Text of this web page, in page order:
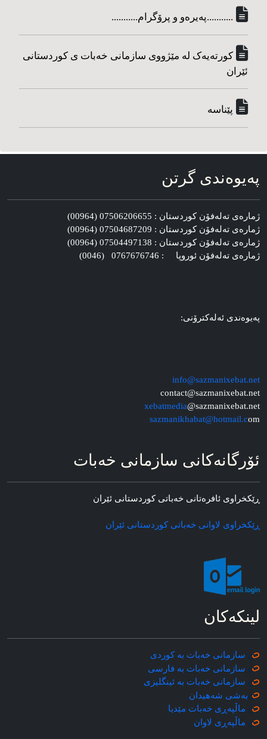
...........په‌یره‌و و پرۆگرام...........
کورته‌یه‌ک له مێژووی سازمانی خه‌بات ی کوردستانی
ئێران
پێناسه‌
په‌یوه‌ندی گرتن
ژماره‌ی ته‌له‌فۆن کوردستان : 07506206655 (00964)
ژماره‌ی ته‌له‌فۆن کوردستان : 07504687209 (00964)
ژماره‌ی ته‌له‌فۆن کوردستان : 07504497138 (00964)
ژماره‌ی ته‌له‌فۆن ئوروپا : 0767676746 (0046)
په‌یوه‌ندی ئه‌له‌کترۆنی:
info@sazmanixebat.net
contact@sazmanixebat.net
xebatmedia@sazmanixebat.net
sazmanikhabat@hotmail.com
ئۆرگانه‌کانی سازمانی خه‌بات
ڕێکخراوی ئافره‌تانی خه‌باتی کوردستانی ئێران
ڕێکخراوی لاوانی خه‌باتی کوردستانی ئێران
لینکه‌کان
سازمانی خه‌بات به کوردی
سازمانی خه‌بات به فارسی
سازمانی خه‌بات به ئینگلیزی
به‌شی شه‌هیدان
ماڵپه‌ڕی خه‌بات مێدیا
ماڵپه‌ڕی لاوان